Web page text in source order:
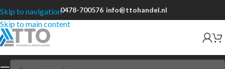
Skip to navigation
Skip to main content
0478-700576 info@ttohandel.nl